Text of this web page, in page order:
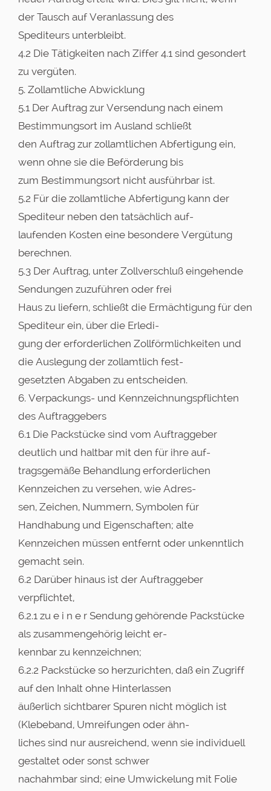
der Tausch auf Veranlassung des
Spediteurs unterbleibt.
4.2 Die Tätigkeiten nach Ziffer 4.1 sind gesondert
zu vergüten.
5. Zollamtliche Abwicklung
5.1 Der Auftrag zur Versendung nach einem
Bestimmungsort im Ausland schließt
den Auftrag zur zollamtlichen Abfertigung ein,
wenn ohne sie die Beförderung bis
zum Bestimmungsort nicht ausführbar ist.
5.2 Für die zollamtliche Abfertigung kann der
Spediteur neben den tatsächlich auf-
laufenden Kosten eine besondere Vergütung
berechnen.
5.3 Der Auftrag, unter Zollverschluß eingehende
Sendungen zuzuführen oder frei
Haus zu liefern, schließt die Ermächtigung für den
Spediteur ein, über die Erledi-
gung der erforderlichen Zollförmlichkeiten und
die Auslegung der zollamtlich fest-
gesetzten Abgaben zu entscheiden.
6. Verpackungs- und Kennzeichnungspflichten
des Auftraggebers
6.1 Die Packstücke sind vom Auftraggeber
deutlich und haltbar mit den für ihre auf-
tragsgemäße Behandlung erforderlichen
Kennzeichen zu versehen, wie Adres-
sen, Zeichen, Nummern, Symbolen für
Handhabung und Eigenschaften; alte
Kennzeichen müssen entfernt oder unkenntlich
gemacht sein.
6.2 Darüber hinaus ist der Auftraggeber
verpflichtet,
6.2.1 zu e i n e r Sendung gehörende Packstücke
als zusammengehörig leicht er-
kennbar zu kennzeichnen;
6.2.2 Packstücke so herzurichten, daß ein Zugriff
auf den Inhalt ohne Hinterlassen
äußerlich sichtbarer Spuren nicht möglich ist
(Klebeband, Umreifungen oder ähn-
liches sind nur ausreichend, wenn sie individuell
gestaltet oder sonst schwer
nachahmbar sind; eine Umwickelung mit Folie